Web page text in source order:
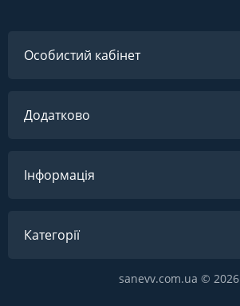
Особистий кабінет
Додатково
Інформація
Категорії
sanevv.com.ua © 2026